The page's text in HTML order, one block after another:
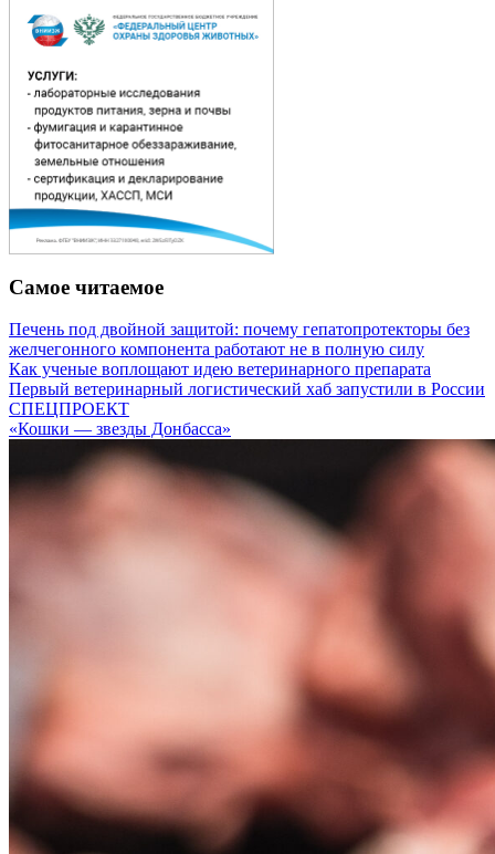
Самое читаемое
Печень под двойной защитой: почему гепатопротекторы без
желчегонного компонента работают не в полную силу
Как ученые воплощают идею ветеринарного препарата
Первый ветеринарный логистический хаб запустили в России
СПЕЦПРОЕКТ
«Кошки — звезды Донбасса»